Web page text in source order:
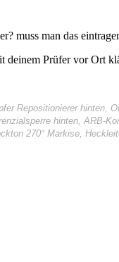
muss man das
deinem Prüfer vor Ort
Repositionierer hinten,
hinten, ARB-
270° Markise,